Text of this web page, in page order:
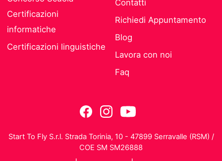
Certificazioni
informatiche
Certificazioni linguistiche
Contatti
Richiedi Appuntamento
Blog
Lavora con noi
Faq
Start To Fly S.r.l. Strada Torinia, 10 - 47899 Serravalle (RSM) /
COE SM SM26888